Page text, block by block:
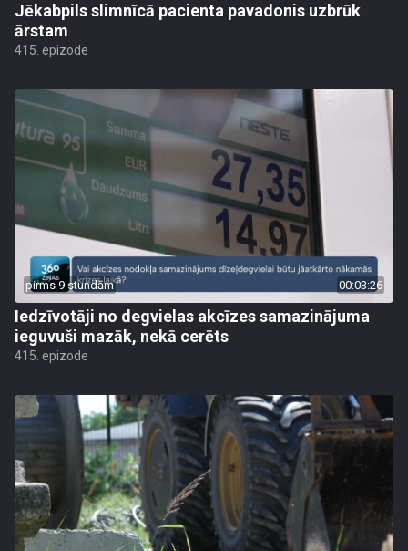
Jēkabpils slimnīcā pacienta pavadonis uzbrūk
ārstam
415. epizode
pirms 9 stundām 00:03:26
Iedzīvotāji no degvielas akcīzes samazinājuma
ieguvuši mazāk, nekā cerēts
415. epizode